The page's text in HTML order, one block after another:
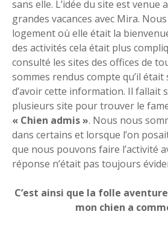
sans elle. L’idée du site est venue
grandes vacances avec Mira.
logement où elle était la
des activités cela était plus
consulté les sites des offices de
sommes rendus compte qu’il
d’avoir cette information. Il fallait
plusieurs site pour trouver le
« Chien admis ». Nous nous
dans certains et lorsque l’on
que nous pouvons faire l’activité
réponse n’était pas toujours
C’est ainsi que la folle
mon chien a